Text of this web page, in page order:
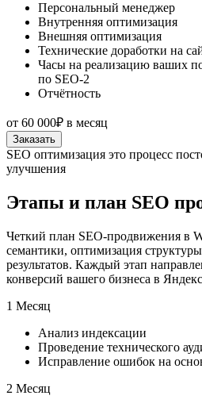
Персональный менеджер
Внутренняя оптимизация
Внешняя оптимизация
Технические доработки на
Часы на реализацию ваших
по SEO-2
Отчётность
от 60 000₽ в месяц
Заказать
SEO оптимизация это процесс
улучшения
Этапы и план SEO
Четкий план SEO-продвижения в
семантики, оптимизация
результатов. Каждый этап
конверсий вашего бизнеса в
1 Месяц
Анализ индексации
Проведение технического
Исправление ошибок на
2 Месяц